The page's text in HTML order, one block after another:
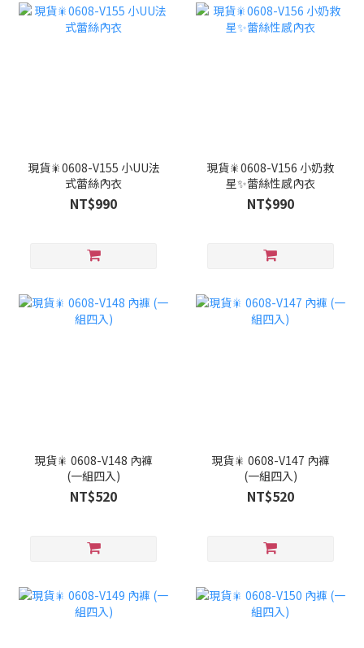
現貨🎇0608-V155 小UU法
式蕾絲內衣
NT$990
現貨🎇0608-V156 小奶救
星✨蕾絲性感內衣
NT$990
現貨🎇 0608-V148 內褲
(一組四入)
NT$520
現貨🎇 0608-V147 內褲
(一組四入)
NT$520